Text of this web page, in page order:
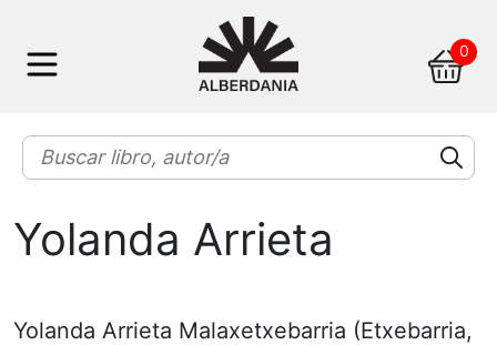
0
Yolanda Arrieta
Yolanda Arrieta Malaxetxebarria (Etxebarria,